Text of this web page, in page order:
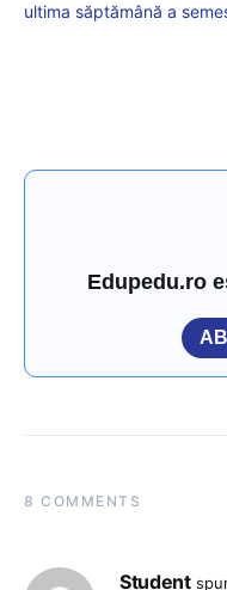
ultima săptămână a
Edupedu.ro
8 COMMENTS
Student